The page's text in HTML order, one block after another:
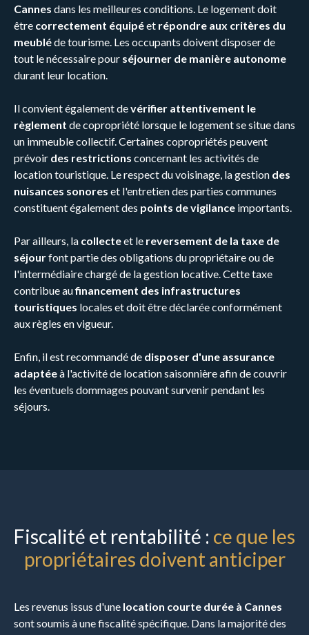
Cannes dans les meilleures conditions. Le logement doit
être correctement équipéet répondre aux critères du
meubléde tourisme. Les occupants doivent disposer de
tout le nécessaire pour séjourner de manière autonome
durant leur location.
Il convient également devérifier attentivement le
règlement de copropriété lorsque le logement se situe dans
un immeuble collectif. Certaines copropriétés peuvent
prévoir des restrictions concernant les activités de
location touristique. Le respect du voisinage, la gestion des
nuisances sonores et l'entretien des parties communes
constituent également des points de vigilance importants.
Par ailleurs, la collecteet le reversement de la taxe de
séjourfont partie des obligations du propriétaire ou de
l'intermédiaire chargé de la gestion locative. Cette taxe
contribue aufinancement des infrastructures
touristiques locales et doit être déclarée conformément
aux règles en vigueur.
Enfin, il est recommandé de disposer d'une assurance
adaptéeà l'activité de location saisonnière afin de couvrir
les éventuels dommages pouvant survenir pendant les
séjours.
Fiscalité et rentabilité : ce que les
propriétaires doivent anticiper
Les revenus issus d'une location courte durée à Cannes
sont soumis à une fiscalité spécifique. Dans la majorité des